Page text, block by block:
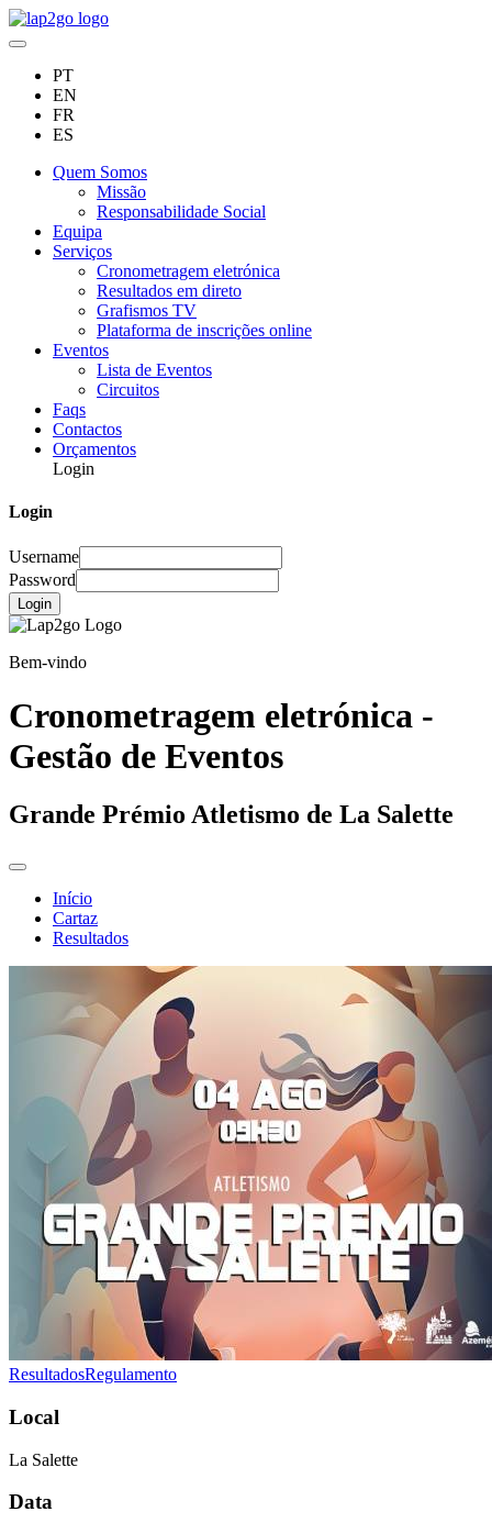
PT
EN
FR
ES
Quem Somos
Missão
Responsabilidade Social
Equipa
Serviços
Cronometragem eletrónica
Resultados em direto
Grafismos TV
Plataforma de inscrições online
Eventos
Lista de Eventos
Circuitos
Faqs
Contactos
Orçamentos
Login
Login
Username
Password
Login
Bem-vindo
Cronometragem eletrónica -
Gestão de Eventos
Grande Prémio Atletismo de La Salette
Início
Cartaz
Resultados
ResultadosRegulamento
Local
La Salette
Data